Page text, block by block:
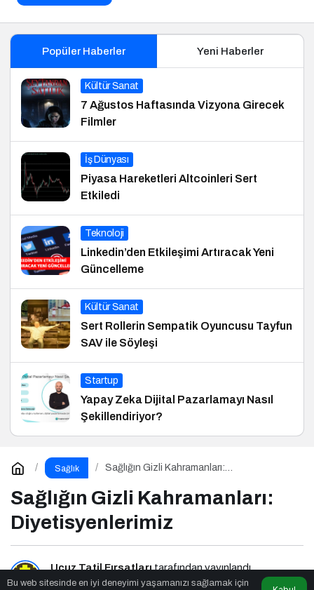
Popüler Haberler Yeni Haberler
Kültür Sanat
7 Ağustos Haftasında Vizyona Girecek
Filmler
İş Dünyası
Piyasa Hareketleri Altcoinleri Sert
Etkiledi
Teknoloji
Linkedin’den Etkileşimi Artıracak Yeni
Güncelleme
Kültür Sanat
Sert Rollerin Sempatik Oyuncusu Tayfun
SAV ile Söyleşi
Startup
Yapay Zeka Dijital Pazarlamayı Nasıl
Şekillendiriyor?
Sağlık
Sağlığın Gizli Kahramanları:
Sağlığın Gizli Kahramanları:
Diyetisyenlerimiz
Ucuz Tatil Fırsatlarıtarafından yayınlandı
Bu web sitesinde en iyi deneyimi yaşamanızı sağlamak için